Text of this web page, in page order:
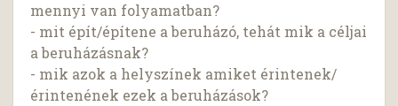
mennyi van folyamatban?
- mit épít/építene a beruházó, tehát mik a céljai
a beruházásnak?
- mik azok a helyszínek amiket érintenek/
érintenének ezek a beruházások?